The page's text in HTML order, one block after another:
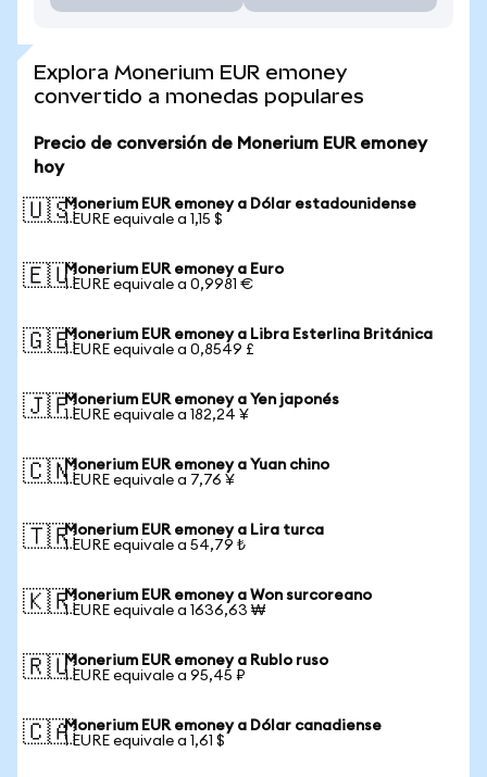
Explora Monerium EUR emoney
convertido a monedas populares
Precio de conversión de Monerium EUR emoney
hoy
🇺🇸Monerium EUR emoney a Dólar estadounidense
1 EURE equivale a 1,15 $
🇪🇺Monerium EUR emoney a Euro
1 EURE equivale a 0,9981 €
🇬🇧Monerium EUR emoney a Libra Esterlina Británica
1 EURE equivale a 0,8549 £
🇯🇵Monerium EUR emoney a Yen japonés
1 EURE equivale a 182,24 ¥
🇨🇳Monerium EUR emoney a Yuan chino
1 EURE equivale a 7,76 ¥
🇹🇷Monerium EUR emoney a Lira turca
1 EURE equivale a 54,79 ₺
🇰🇷Monerium EUR emoney a Won surcoreano
1 EURE equivale a 1636,63 ₩
🇷🇺Monerium EUR emoney a Rublo ruso
1 EURE equivale a 95,45 ₽
🇨🇦Monerium EUR emoney a Dólar canadiense
1 EURE equivale a 1,61 $